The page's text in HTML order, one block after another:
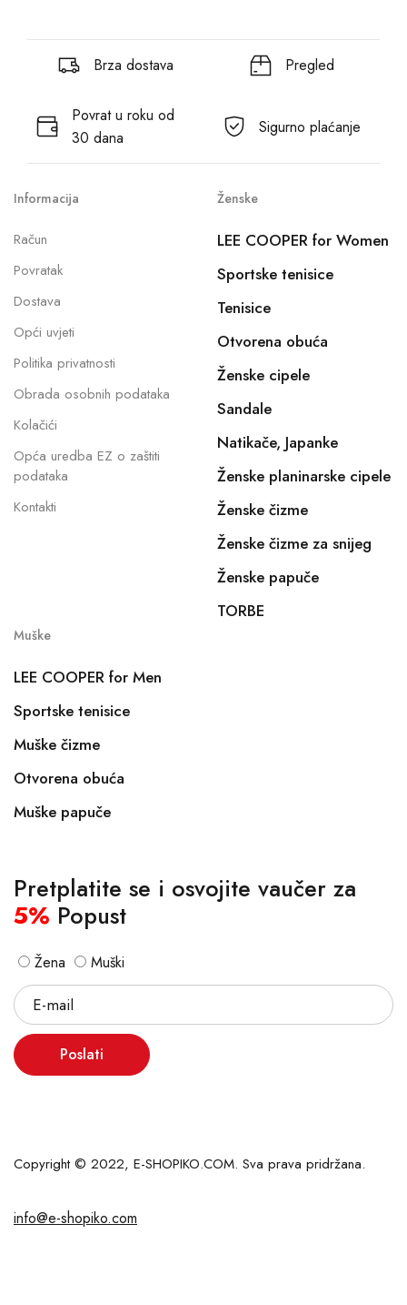
Brza dostava Pregled
Povrat u roku od
30 dana
Sigurno plaćanje
Informacija
Račun
Povratak
Dostava
Opći uvjeti
Politika privatnosti
Obrada osobnih podataka
Kolačići
Opća uredba EZ o zaštiti
podataka
Kontakti
Ženske
LEE COOPER for Women
Sportske tenisice
Tenisice
Otvorena obuća
Ženske cipele
Sandale
Natikače, Japanke
Ženske planinarske cipele
Ženske čizme
Ženske čizme za snijeg
Ženske papuče
TORBE
Muške
LEE COOPER for Men
Sportske tenisice
Muške čizme
Otvorena obuća
Muške papuče
Pretplatite se i osvojite vaučer za
5% Popust
Žena Muški
Poslati
Copyright © 2022, E-SHOPIKO.COM. Sva prava pridržana.
info@e-shopiko.com